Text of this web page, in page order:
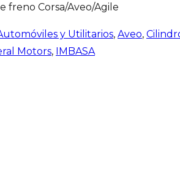
freno Corsa/Aveo/Agile
y Utilitarios, Aveo,
Motors, IMBASA